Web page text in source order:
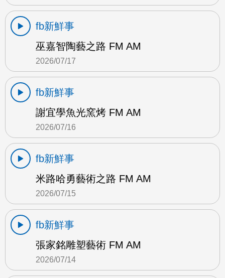
fb新鮮事
巫嘉智陶藝之路 FM AM
2026/07/17
fb新鮮事
謝宜學魚光窯烤 FM AM
2026/07/16
fb新鮮事
米路哈勇藝術之路 FM AM
2026/07/15
fb新鮮事
張家銘雕塑藝術 FM AM
2026/07/14